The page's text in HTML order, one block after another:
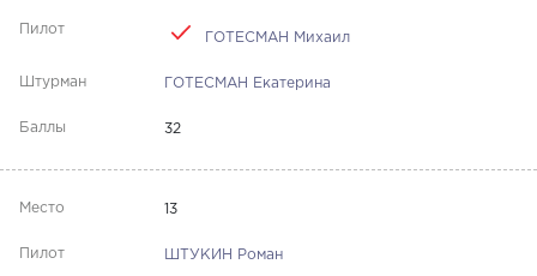
ГОТЕСМАН Михаил
ГОТЕСМАН Екатерина
32
13
ШТУКИН Роман